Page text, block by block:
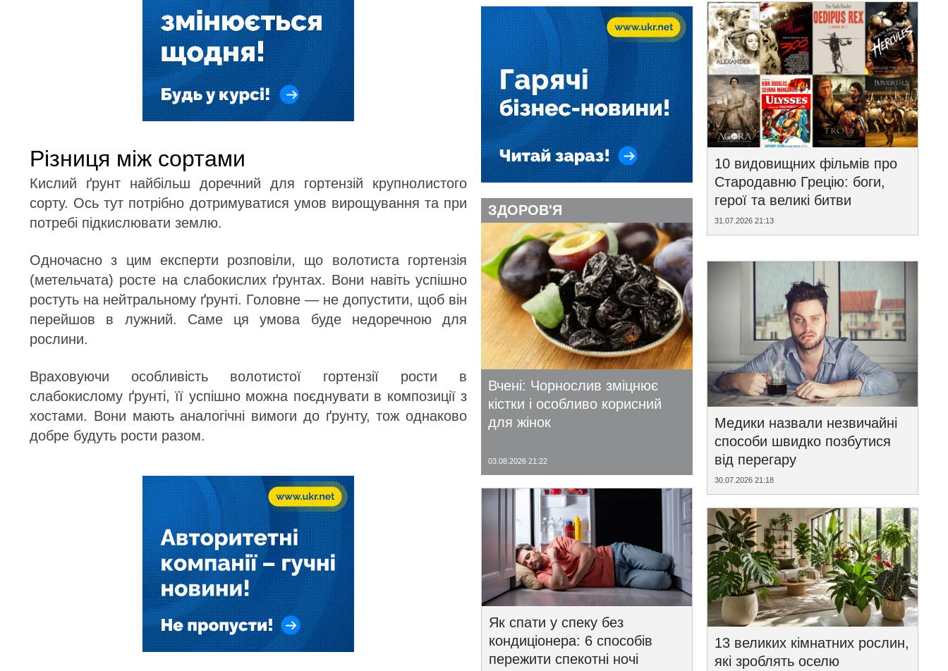
Різниця між сортами
Кислий ґрунт найбільш доречний для гортензій крупнолистого
сорту. Ось тут потрібно дотримуватися умов вирощування та при
потребі підкислювати землю.
Одночасно з цим експерти розповіли, що волотиста гортензія
(метельчата) росте на слабокислих ґрунтах. Вони навіть успішно
ростуть на нейтральному ґрунті. Головне — не допустити, щоб він
перейшов в лужний. Саме ця умова буде недоречною для
рослини.
Враховуючи особливість волотистої гортензії рости в
слабокислому ґрунті, її успішно можна поєднувати в композиції з
хостами. Вони мають аналогічні вимоги до ґрунту, тож однаково
добре будуть рости разом.
ЗДОРОВ'Я
Вчені: Чорнослив зміцнює
кістки і особливо корисний
для жінок
03.08.2026 21:22
Як спати у спеку без
кондиціонера: 6 способів
пережити спекотні ночі
10 видовищних фільмів про
Стародавню Грецію: боги,
герої та великі битви
31.07.2026 21:13
Медики назвали незвичайні
способи швидко позбутися
від перегару
30.07.2026 21:18
13 великих кімнатних рослин,
які зроблять оселю